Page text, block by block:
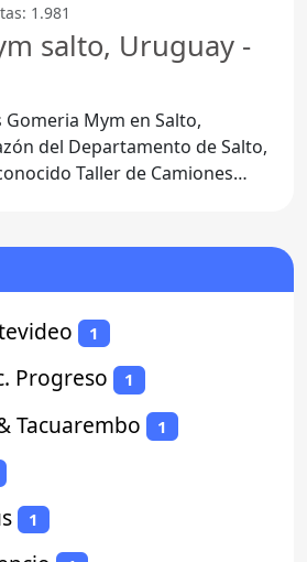
1.981
salto, Uruguay -
Gomeria Mym en Salto,
Taller de Camiones
1
Progreso 1
Tacuarembo 1
1